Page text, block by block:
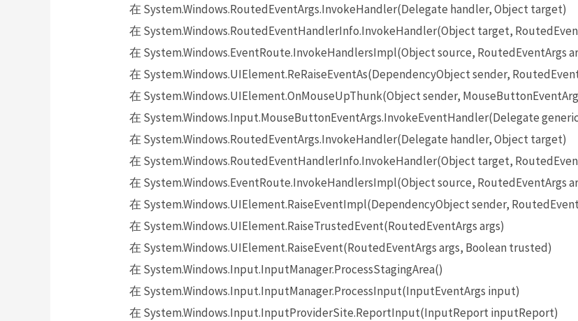
在 System.Windows.RoutedEventArgs.InvokeHandler(Delegate handler, Object target)
在 System.Windows.RoutedEventHandlerInfo.InvokeHandler(Object target,
在 System.Windows.EventRoute.InvokeHandlersImpl(Object source, RoutedEventArgs
在 System.Windows.UIElement.ReRaiseEventAs(DependencyObject sender,
在 System.Windows.UIElement.OnMouseUpThunk(Object sender,
在 System.Windows.Input.MouseButtonEventArgs.InvokeEventHandler(Delegate
在 System.Windows.RoutedEventArgs.InvokeHandler(Delegate handler, Object target)
在 System.Windows.RoutedEventHandlerInfo.InvokeHandler(Object target,
在 System.Windows.EventRoute.InvokeHandlersImpl(Object source, RoutedEventArgs
在 System.Windows.UIElement.RaiseEventImpl(DependencyObject sender,
在 System.Windows.UIElement.RaiseTrustedEvent(RoutedEventArgs args)
在 System.Windows.UIElement.RaiseEvent(RoutedEventArgs args, Boolean trusted)
在 System.Windows.Input.InputManager.ProcessStagingArea()
在 System.Windows.Input.InputManager.ProcessInput(InputEventArgs input)
在 System.Windows.Input.InputProviderSite.ReportInput(InputReport inputReport)